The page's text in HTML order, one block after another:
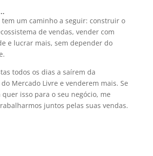
tem um caminho a seguir: construir o
de vendas, vender com
e lucrar mais, sem depender do
todos os dias a saírem da
Mercado Livre e venderem mais. Se
isso para o seu negócio, me
juntos pelas suas vendas.